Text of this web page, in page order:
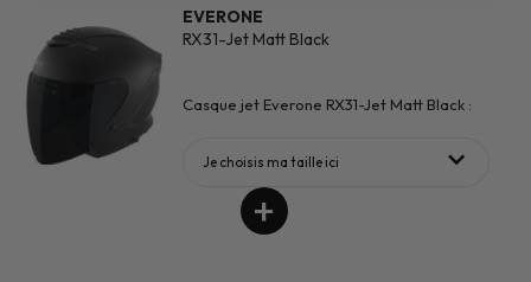
EVERONE
RX31-Jet Matt Black
Casque jet Everone RX31-Jet Matt Black :
Je choisis ma taille ici